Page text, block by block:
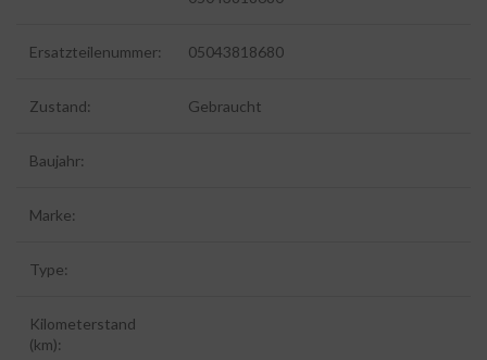
Ersatzteilenummer: 05043818680
Zustand: Gebraucht
Baujahr:
Marke:
Type:
Kilometerstand
(km):